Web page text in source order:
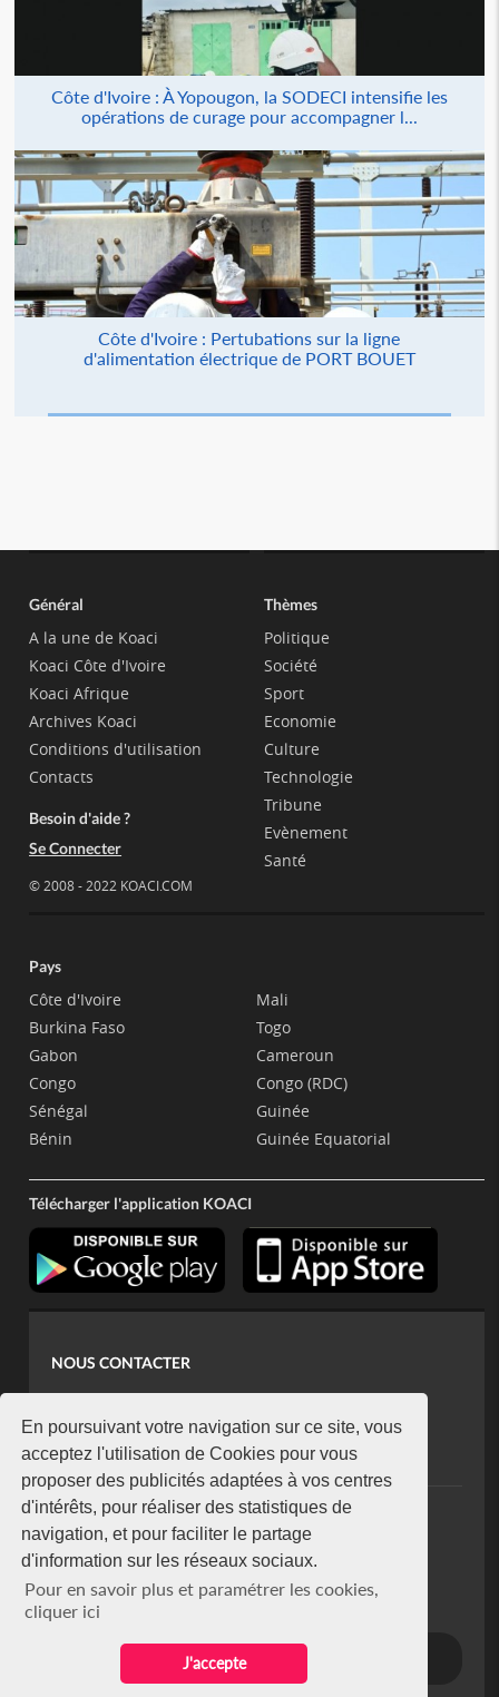
En poursuivant votre navigation sur ce site, vous
acceptez l'utilisation de Cookies pour vous
proposer des publicités adaptées à vos centres
d'intérêts, pour réaliser des statistiques de
navigation, et pour faciliter le partage
d'information sur les réseaux sociaux.
Pour en savoir plus et paramétrer les cookies,
cliquer ici
J'accepte
Côte d'Ivoire : À Yopougon, la SODECI intensifie les
opérations de curage pour accompagner l...
Côte d'Ivoire : Pertubations sur la ligne
d'alimentation électrique de PORT BOUET
Général
A la une de Koaci
Koaci Côte d'Ivoire
Koaci Afrique
Archives Koaci
Conditions d'utilisation
Contacts
Besoin d'aide ?
Se Connecter
© 2008 - 2022 KOACI.COM
Thèmes
Politique
Société
Sport
Economie
Culture
Technologie
Tribune
Evènement
Santé
Pays
Côte d'Ivoire
Burkina Faso
Gabon
Congo
Sénégal
Bénin
Mali
Togo
Cameroun
Congo (RDC)
Guinée
Guinée Equatorial
Télécharger l'application KOACI
NOUS CONTACTER
koaci@yahoo.fr
+225 07 08 85 52 93
NEWSLETTER
Restez connecté via notre newsletter
S'abonner
Se désabonner